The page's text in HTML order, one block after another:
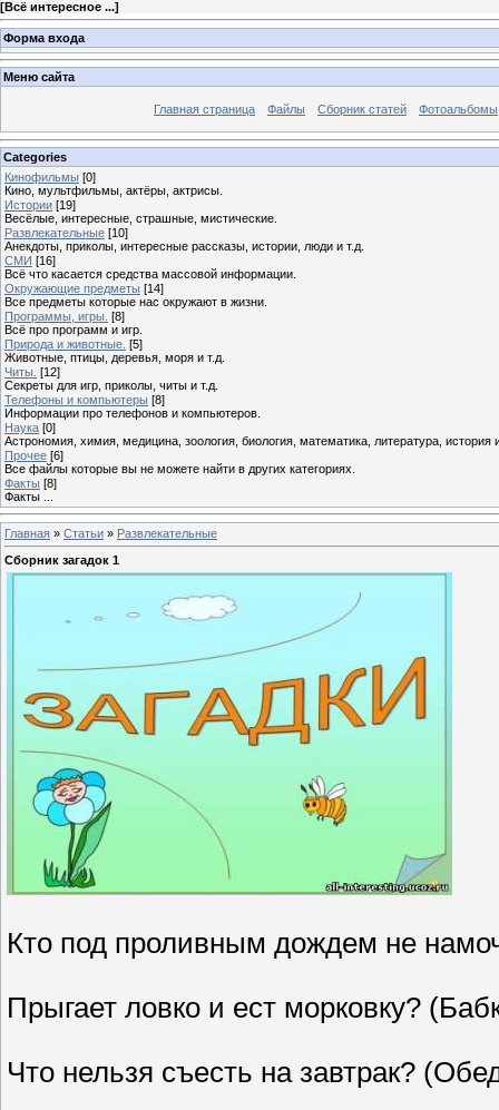
[Всё интересное ...]
Форма входа
Меню сайта
Главная страница Файлы Сборник статей Фотоальбомы
Categories
Кинофильмы [0]
Кино, мультфильмы, актёры, актрисы.
Истории [19]
Весёлые, интересные, страшные, мистические.
Развлекательные [10]
Анекдоты, приколы, интересные рассказы, истории, люди и т.д.
СМИ [16]
Всё что касается средства массовой информации.
Окружающие предметы [14]
Все предметы которые нас окружают в жизни.
Программы, игры. [8]
Всё про программ и игр.
Природа и животные. [5]
Животные, птицы, деревья, моря и т.д.
Читы. [12]
Секреты для игр, приколы, читы и т.д.
Телефоны и компьютеры [8]
Информации про телефонов и компьютеров.
Наука [0]
Астрономия, химия, медицина, зоология, биология, математика, литература, история
Прочее [6]
Все файлы которые вы не можете найти в других категориях.
Факты [8]
Факты ...
Главная » Статьи » Развлекательные
Сборник загадок 1
Кто под проливным дождем не
Прыгает ловко и ест морковку?
Что нельзя съесть на завтрак?